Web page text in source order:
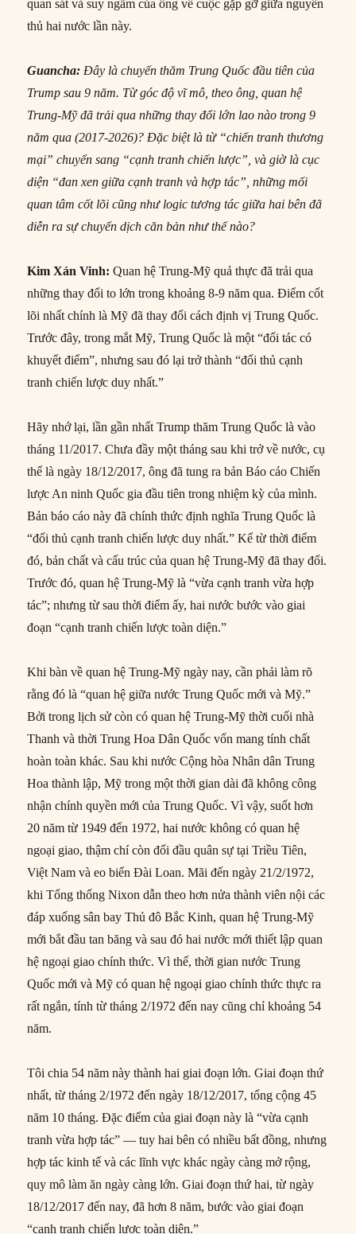
quan sát và suy ngẫm của ông về cuộc gặp gỡ giữa nguyên
thủ hai nước lần này.
Guancha: Đây là chuyến thăm Trung Quốc đầu tiên của
Trump sau 9 năm. Từ góc độ vĩ mô, theo ông, quan hệ
Trung-Mỹ đã trải qua những thay đổi lớn lao nào trong 9
năm qua (2017-2026)? Đặc biệt là từ “chiến tranh thương
mại” chuyển sang “cạnh tranh chiến lược”, và giờ là cục
diện “đan xen giữa cạnh tranh và hợp tác”, những mối
quan tâm cốt lõi cũng như logic tương tác giữa hai bên đã
diễn ra sự chuyển dịch căn bản như thế nào?
Kim Xán Vinh: Quan hệ Trung-Mỹ quả thực đã trải qua
những thay đổi to lớn trong khoảng 8-9 năm qua. Điểm cốt
lõi nhất chính là Mỹ đã thay đổi cách định vị Trung Quốc.
Trước đây, trong mắt Mỹ, Trung Quốc là một “đối tác có
khuyết điểm”, nhưng sau đó lại trở thành “đối thủ cạnh
tranh chiến lược duy nhất.”
Hãy nhớ lại, lần gần nhất Trump thăm Trung Quốc là vào
tháng 11/2017. Chưa đầy một tháng sau khi trở về nước, cụ
thể là ngày 18/12/2017, ông đã tung ra bản Báo cáo Chiến
lược An ninh Quốc gia đầu tiên trong nhiệm kỳ của mình.
Bản báo cáo này đã chính thức định nghĩa Trung Quốc là
“đối thủ cạnh tranh chiến lược duy nhất.” Kể từ thời điểm
đó, bản chất và cấu trúc của quan hệ Trung-Mỹ đã thay đổi.
Trước đó, quan hệ Trung-Mỹ là “vừa cạnh tranh vừa hợp
tác”; nhưng từ sau thời điểm ấy, hai nước bước vào giai
đoạn “cạnh tranh chiến lược toàn diện.”
Khi bàn về quan hệ Trung-Mỹ ngày nay, cần phải làm rõ
rằng đó là “quan hệ giữa nước Trung Quốc mới và Mỹ.”
Bởi trong lịch sử còn có quan hệ Trung-Mỹ thời cuối nhà
Thanh và thời Trung Hoa Dân Quốc vốn mang tính chất
hoàn toàn khác. Sau khi nước Cộng hòa Nhân dân Trung
Hoa thành lập, Mỹ trong một thời gian dài đã không công
nhận chính quyền mới của Trung Quốc. Vì vậy, suốt hơn
20 năm từ 1949 đến 1972, hai nước không có quan hệ
ngoại giao, thậm chí còn đối đầu quân sự tại Triều Tiên,
Việt Nam và eo biển Đài Loan. Mãi đến ngày 21/2/1972,
khi Tổng thống Nixon dẫn theo hơn nửa thành viên nội các
đáp xuống sân bay Thủ đô Bắc Kinh, quan hệ Trung-Mỹ
mới bắt đầu tan băng và sau đó hai nước mới thiết lập quan
hệ ngoại giao chính thức. Vì thế, thời gian nước Trung
Quốc mới và Mỹ có quan hệ ngoại giao chính thức thực ra
rất ngắn, tính từ tháng 2/1972 đến nay cũng chỉ khoảng 54
năm.
Tôi chia 54 năm này thành hai giai đoạn lớn. Giai đoạn thứ
nhất, từ tháng 2/1972 đến ngày 18/12/2017, tổng cộng 45
năm 10 tháng. Đặc điểm của giai đoạn này là “vừa cạnh
tranh vừa hợp tác” — tuy hai bên có nhiều bất đồng, nhưng
hợp tác kinh tế và các lĩnh vực khác ngày càng mở rộng,
quy mô làm ăn ngày càng lớn. Giai đoạn thứ hai, từ ngày
18/12/2017 đến nay, đã hơn 8 năm, bước vào giai đoạn
“cạnh tranh chiến lược toàn diện.”